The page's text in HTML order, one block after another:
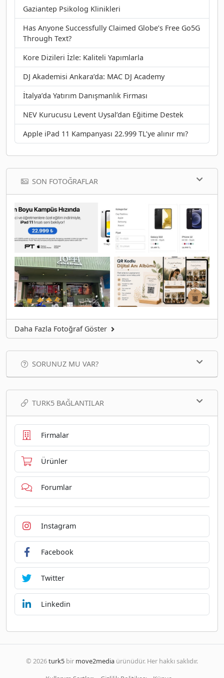
Gaziantep Psikolog Klinikleri
Has Anyone Successfully Claimed Globe’s Free Go5G
Through Text?
Kore Dizileri İzle: Kaliteli Yapımlarla
DJ Akademisi Ankara’da: MAC DJ Academy
İtalya’da Yatırım Danışmanlık Firması
NEV Kurucusu Levent Uysal’dan Eğitime Destek
Apple iPad 11 Kampanyası 22.999 TL’ye alınır mı?
SON FOTOĞRAFLAR
Daha Fazla Fotoğraf Göster
SORUNUZ MU VAR?
TURK5 BAĞLANTILAR
Firmalar
Ürünler
Forumlar
Instagram
Facebook
Twitter
Linkedin
© 2026turk5 bir move2media ürünüdür. Her hakkı saklıdır.